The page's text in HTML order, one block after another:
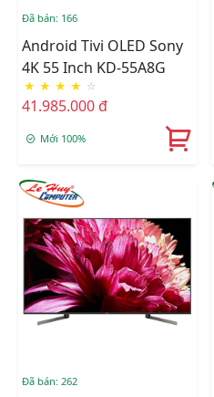
Đã bán: 166
Android Tivi OLED Sony
4K 55 Inch KD-55A8G
★ ★ ★ ★ ☆
41.985.000 đ
Mới 100%
Đã bán: 262